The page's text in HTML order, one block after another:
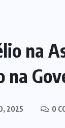
na
na
2025 0